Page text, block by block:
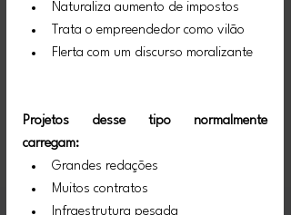
Naturaliza aumento de impostos
Trata o empreendedor como vilão
Flerta com um discurso moralizante
Projetos desse tipo normalmente
carregam:
Grandes redações
Muitos contratos
Infraestrutura pesada